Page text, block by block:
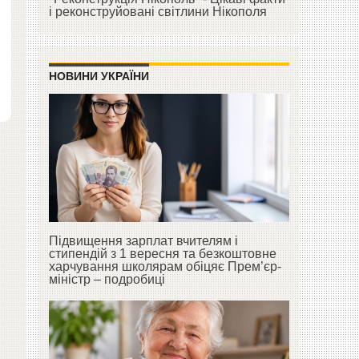
і реконструйовані світлини Нікополя
НОВИНИ УКРАЇНИ
Підвищення зарплат вчителям і
стипендій з 1 вересня та безкоштовне
харчування школярам обіцяє Прем’єр-
міністр – подробиці